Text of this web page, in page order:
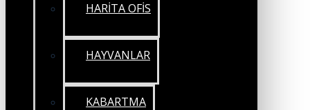
HARİTA OFİS
HAYVANLAR
KABARTMA